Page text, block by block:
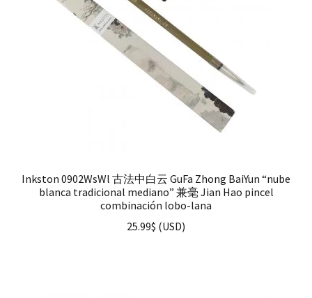
Inkston 0902WsWl 古法中白云 GuFa Zhong BaiYun “nube
blanca tradicional mediano” 兼毫 Jian Hao pincel
combinación lobo-lana
25.99$ (USD)